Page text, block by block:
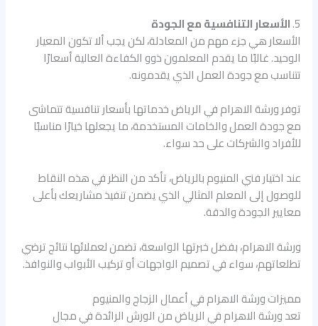
5. الأسعار التنافسية مع الجودة
الأسعار هي جزء مهم من المعادلة، لكن يجب ألا تكون المعيار
الوحيد. غالبًا ما يقدم المعلمون ذوو الكفاءة العالية أسعارًا
تتناسب مع جودة العمل الذي يقدمونه.
توفر ورشة الاهرام في الرياض خدماتها بأسعار تنافسية تتماشى
مع جودة العمل والخامات المستخدمة، ما يجعلها خيارًا مناسبًا
للأفراد والشركات على حد سواء.
عند اختيار فني المنيوم بالرياض، تأكد من النظر في هذه النقاط
للوصول إلى المعلم المثالي الذي يضمن تنفيذ مشاريعك بأعلى
معايير الجودة والدقة.
ورشة الاهرام، بفضل خبرتها الواسعة، تضمن لعملائها نتائج ترضي
تطلعاتهم، سواء في تصميم الواجهات أو تركيب الأبواب والنوافذ.
مميزات ورشة الاهرام في أعمال الزجاج والمنيوم
تعد ورشة الاهرام في الرياض من الورش الرائدة في مجال